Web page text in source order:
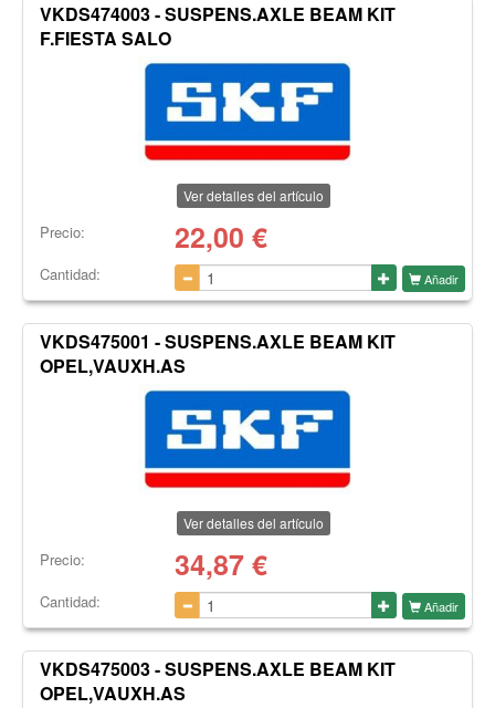
VKDS474003 - SUSPENS.AXLE BEAM KIT
F.FIESTA SALO
Ver detalles del artículo
Precio: 22,00 €
Cantidad: Añadir
VKDS475001 - SUSPENS.AXLE BEAM KIT
OPEL,VAUXH.AS
Ver detalles del artículo
Precio: 34,87€
Cantidad: Añadir
VKDS475003 - SUSPENS.AXLE BEAM KIT
OPEL,VAUXH.AS